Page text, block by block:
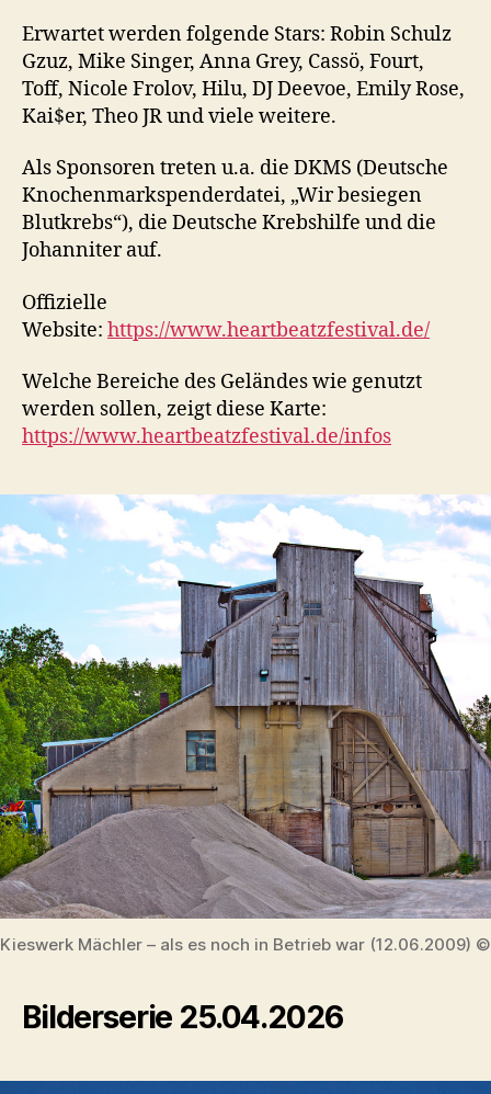
Erwartet werden folgende Stars: Robin Schulz
Gzuz, Mike Singer, Anna Grey, Cassö, Fourt,
Toff, Nicole Frolov, Hilu, DJ Deevoe, Emily Rose,
Kai$er, Theo JR und viele weitere.
Als Sponsoren treten u.a. die DKMS (Deutsche
Knochenmarkspenderdatei, „Wir besiegen
Blutkrebs“), die Deutsche Krebshilfe und die
Johanniter auf.
Offizielle
Website: https://www.heartbeatzfestival.de/
Welche Bereiche des Geländes wie genutzt
werden sollen, zeigt diese Karte:
https://www.heartbeatzfestival.de/infos
Kieswerk Mächler – als es noch in Betrieb war (12.06.2009)
Bilderserie 25.04.2026